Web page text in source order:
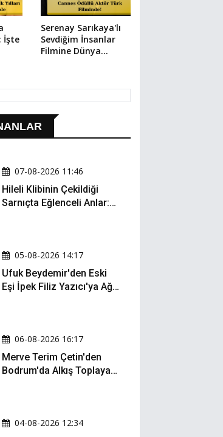
İşte
Serenay Sarıkaya'lı
Sevdiğim İnsanlar
Filmine Dünya
07-08-2026 11:46
Hileli Klibinin Çekildiği
Sarnıçta Eğlenceli Anlar:
05-08-2026 14:17
Ufuk Beydemir'den Eski
Eşi İpek Filiz Yazıcı'ya Ağır
06-08-2026 16:17
Merve Terim Çetin'den
Bodrum'da Alkış Toplayan
04-08-2026 12:34